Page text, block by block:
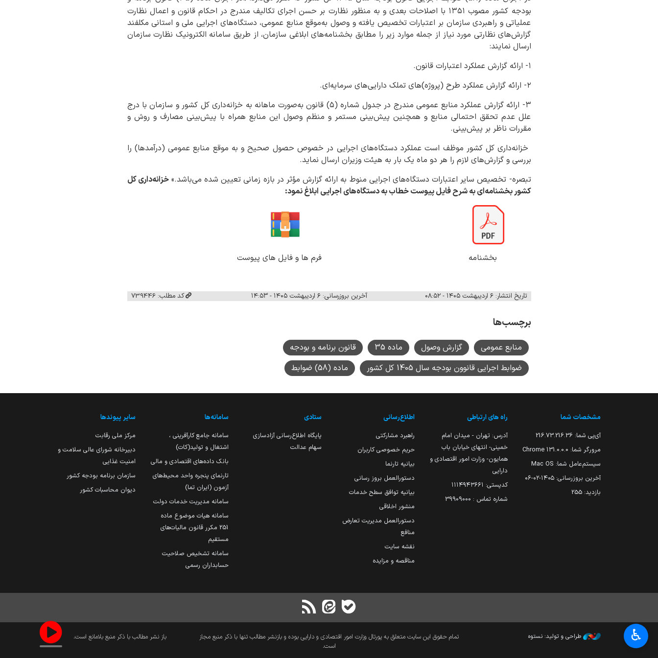
بودجه کشور مصوب ۱۳۵۱ با اصلاحات بعدی و به منظور نظارت بر حسن اجرای تکالیف مندرج در احکام قانون و اعمال نظارت
عملیاتی و راهبردی سازمان بر اعتبارات تخصیص یافته و وصول به‌موقع منابع عمومی، دستگاه‌های اجرایی ملی و استانی مکلفند
گزارش‌های نظارتی مورد نیاز از جمله موارد زیر را مطابق بخشنامه‌های ابلاغی سازمان، از طریق سامانه الکترونیک نظارت سازمان
ارسال نمایند:
۱- ارائه گزارش عملکرد اعتبارات قانون.
۲- ارائه گزارش عملکرد طرح (پروژه)های تملک دارایی‌های سرمایه‌‎ای.
۳- ارائه گزارش عملکرد منابع عمومی مندرج در جدول شماره (۵) قانون به‌صورت ماهانه به خزانه‌داری کل کشور و سازمان با درج
علل عدم تحقق احتمالی منابع و همچنین پیش‌بینی مستمر و منظم وصول این منابع همراه با پیش‌بینی مصارف و روش و
مقررات ناظر بر پیش‌بینی.
خزانه‌داری کل کشور موظف است عملکرد دستگاه‌های اجرایی در خصوص حصول صحیح و به موقع منابع عمومی (درآمدها) را
بررسی و گزارش‌های لازم را هر دو ماه یک بار به هیئت وزیران ارسال نماید.
تبصره- تخصیص سایر اعتبارات دستگاه‌های اجرایی منوط به ارائه گزارش مؤثر در بازه زمانی تعیین شده می‌باشد.»خزانه‌داری کل
کشور بخشنامه‌ای به شرح فایل پیوست خطاب به دستگاه‌های اجرایی ابلاغ نمود:
بخشنامه فرم ها و فایل های پیوست
تاریخ انتشار: ۶ اردیبهشت ۱۴۰۵ - ۰۸:۵۲ آخرین بروزرسانی: ۶ اردیبهشت ۱۴۰۵ - ۱۴:۵۳ کد مطلب: 739446
برچسب‌ها
منابع عمومی گزارش وصول ماده 35
قانون برنامه و بودجه
ضوابط اجرایی قانوون بودجه سال 1405 کل کشور
ماده (58) ضوابط
مشخصات شما
آی‌پی شما: 216.73.216.36
مرورگر شما: 131.0.0.0 Chrome
سیستم‌عامل شما: Mac OS
آخرین بروزرسانی: ۱۴۰۵-۰۲-۰۶
بازدید: 255
راه های ارتباطی
آدرس: تهران - میدان امام
خمینی- انتهای خیابان باب
همایون- وزارت امور اقتصادی و
دارایی
کدپستی: ۱۱۱۴۹۴۳۶۶۱
شماره تماس : 39909000
اطلاع‌رسانی
راهبرد مشارکتی
حریم خصوصی کاربران
بیانیه تارنما
دستورالعمل بروز رسانی
بیانیه توافق سطح خدمات
منشور اخلاقی
دستورالعمل مدیریت تعارض
منافع
نقشه سایت
مناقصه و مزایده
ستادی
پایگاه اطلاع‌رسانی آزادسازی
سهام عدالت
سامانه‌ها
سامانه جامع کارآفرینی ،
اشتغال و تولید(کات)
بانک داده‌های اقتصادی و مالی
تارنمای پنجره واحد محیط‌های
آزمون (ایران تما)
سامانه مدیریت خدمات دولت
سامانه هیات موضوع ماده
251 مکرر قانون مالیات‌های
مستقیم
سامانه تشخیص صلاحیت
حسابداران رسمی
سایر پیوندها
مرکز ملی رقابت
دبیرخانه شورای عالی سلامت و
امنیت غذایی
سازمان برنامه بودجه کشور
دیوان محاسبات کشور
طراحی و تولید: نستوه
تمام حقوق این سایت متعلق به پورتال وزارت امور اقتصادی و دارایی بوده و بازنشر مطالب تنها با ذکر منبع مجاز
است.
باز نشر مطالب با ذکر منبع بلامانع است. ♿︎